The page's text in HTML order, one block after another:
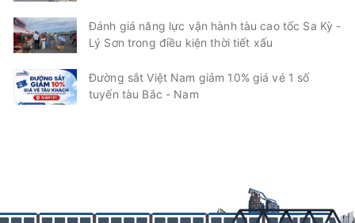
Đánh giá năng lực vận hành tàu cao tốc Sa Kỳ -
Lý Sơn trong điều kiện thời tiết xấu
Đường sắt Việt Nam giảm 10% giá vé 1 số
tuyến tàu Bắc - Nam